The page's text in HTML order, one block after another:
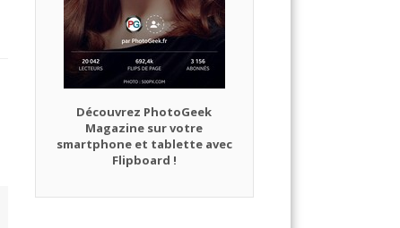
Découvrez PhotoGeek
Magazine sur votre
smartphone et tablette avec
Flipboard !